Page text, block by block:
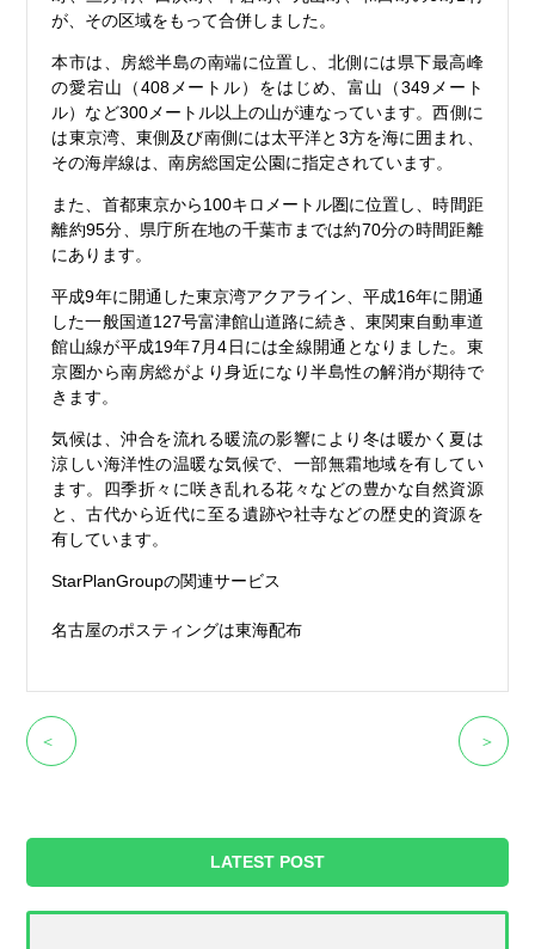
が、その区域をもって合併しました。
本市は、房総半島の南端に位置し、北側には県下最高峰
の愛宕山（408メートル）をはじめ、富山（349メート
ル）など300メートル以上の山が連なっています。西側に
は東京湾、東側及び南側には太平洋と3方を海に囲まれ、
その海岸線は、南房総国定公園に指定されています。
また、首都東京から100キロメートル圏に位置し、時間距
離約95分、県庁所在地の千葉市までは約70分の時間距離
にあります。
平成9年に開通した東京湾アクアライン、平成16年に開通
した一般国道127号富津館山道路に続き、東関東自動車道
館山線が平成19年7月4日には全線開通となりました。東
京圏から南房総がより身近になり半島性の解消が期待で
きます。
気候は、沖合を流れる暖流の影響により冬は暖かく夏は
涼しい海洋性の温暖な気候で、一部無霜地域を有してい
ます。四季折々に咲き乱れる花々などの豊かな自然資源
と、古代から近代に至る遺跡や社寺などの歴史的資源を
有しています。
StarPlanGroupの関連サービス
名古屋のポスティングは東海配布
＞
＜
LATEST POST